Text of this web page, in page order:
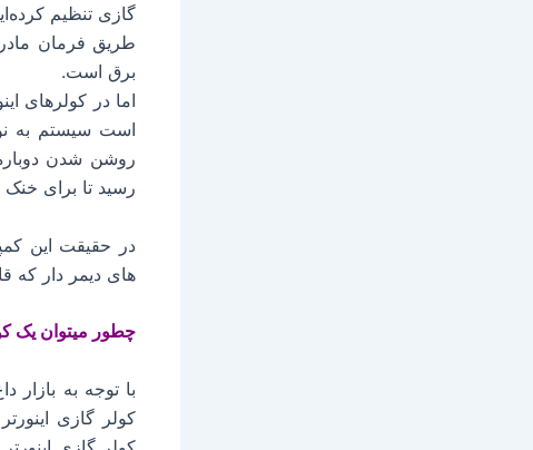
گازی تنظیم
طریق فرمان
برق است.
اما در کولرهای
است سیستم به
روشن شدن
رسید تا برای خنک
در حقیقت این
های دیمر دار که
چطور میتوان یک
با توجه به
کولر گازی